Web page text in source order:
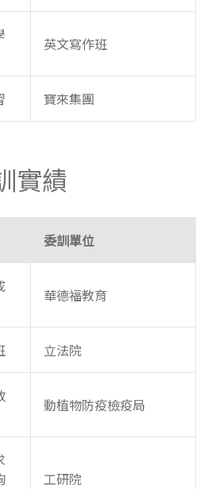
英文寫作班
寶來集團
實績
委訓單位
華德福教育
立法院
動植物防疫檢疫局
工研院